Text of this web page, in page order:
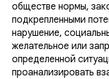
обществе нормы,
подкрепленными
нарушение,
желательное или
определенной
проанализировать